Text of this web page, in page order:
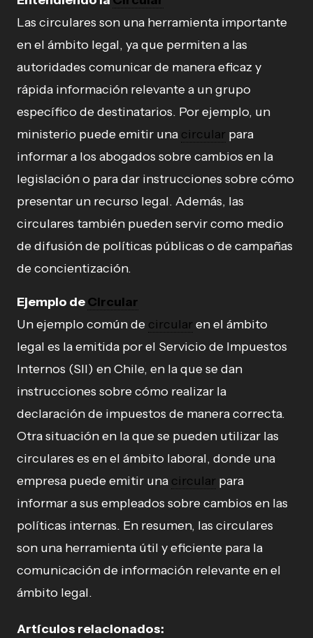
Las circulares son una herramienta importante
en el ámbito legal, ya que permiten a las
autoridades comunicar de manera eficaz y
rápida información relevante a un grupo
específico de destinatarios. Por ejemplo, un
ministerio puede emitir una circular para
informar a los abogados sobre cambios en la
legislación o para dar instrucciones sobre cómo
presentar un recurso legal. Además, las
circulares también pueden servir como medio
de difusión de políticas públicas o de campañas
de concientización.
Ejemplo deCircular
Un ejemplo común de circular en el ámbito
legal es la emitida por el Servicio de Impuestos
Internos (SII) en Chile, en la que se dan
instrucciones sobre cómo realizar la
declaración de impuestos de manera correcta.
Otra situación en la que se pueden utilizar las
circulares es en el ámbito laboral, donde una
empresa puede emitir una circular para
informar a sus empleados sobre cambios en las
políticas internas. En resumen, las circulares
son una herramienta útil y eficiente para la
comunicación de información relevante en el
ámbito legal.
Artículos relacionados: